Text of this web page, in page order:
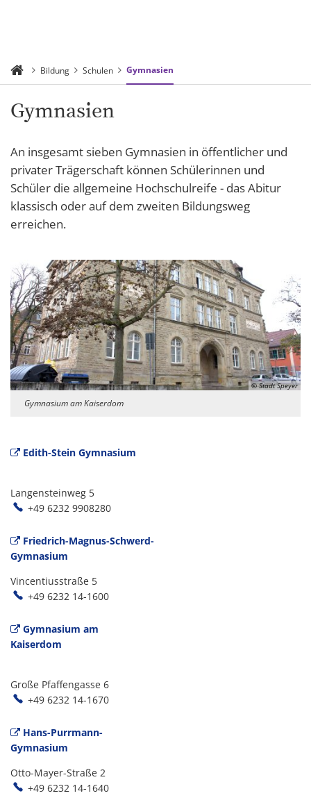
Bildung Schulen Gymnasien
Gymnasien
An insgesamt sieben Gymnasien in öffentlicher und
privater Trägerschaft können Schülerinnen und
Schüler die allgemeine Hochschulreife - das Abitur
klassisch oder auf dem zweiten Bildungsweg
erreichen.
© Stadt Speyer
Gymnasium am Kaiserdom
Edith-Stein Gymnasium
Langensteinweg 5
+49 6232 9908280
Friedrich-Magnus-Schwerd-
Gymnasium
Vincentiusstraße 5
+49 6232 14-1600
Gymnasium am
Kaiserdom
Große Pfaffengasse 6
+49 6232 14-1670
Hans-Purrmann-
Gymnasium
Otto-Mayer-Straße 2
+49 6232 14-1640